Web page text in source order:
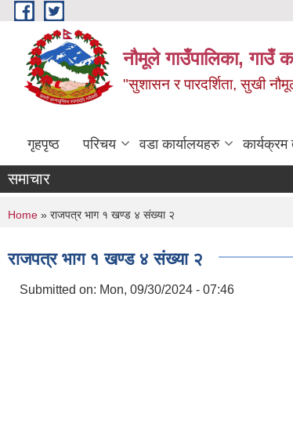
Skip to main content
नौमूले गाउँपालिका, गाउँ
"सुशासन र पारदर्शिता, सुखी
गृहपृष्ठ परिचय वडा कार्यालयहरु कार्यक्रम
समाचार
You are here
Home » राजपत्र भाग १ खण्ड ४ संख्या २
राजपत्र भाग १ खण्ड ४ संख्या २
Submitted on: Mon, 09/30/2024 - 07:46